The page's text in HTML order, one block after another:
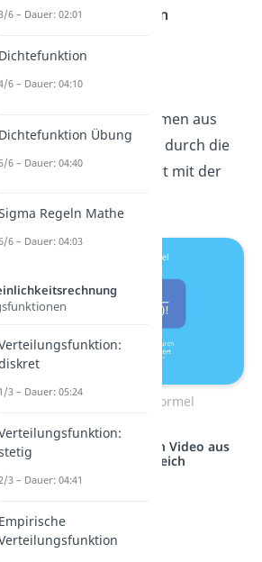
Binomialkoeffizienten
über k setzt sich zusammen aus
Fakultätvon n, geteilt durch die
von k, multipliziert mit der
Binomialkoeffizient Formel
vernetzt: Hier ein Video aus
einem anderen Bereich
6 – Dauer: 02:01
Dichtefunktion
6 – Dauer: 04:10
Dichtefunktion Übung
5/6 – Dauer: 04:40
Regeln Mathe
6 – Dauer: 04:03
1/3 – Dauer: 05:24
3 – Dauer: 04:41
Empirische